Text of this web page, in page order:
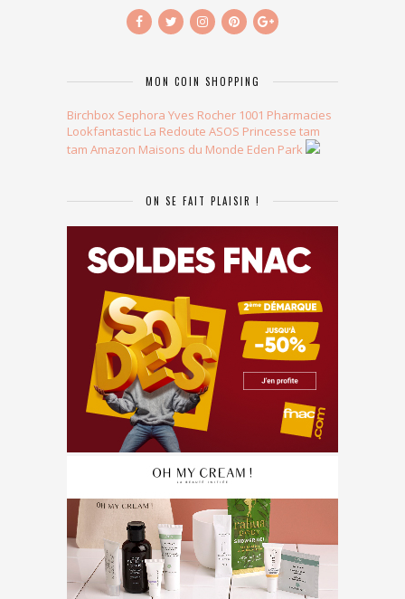
MON COIN SHOPPING
Birchbox Sephora Yves Rocher 1001 Pharmacies
Lookfantastic La Redoute ASOS Princesse tam
tam Amazon Maisons du Monde Eden Park
ON SE FAIT PLAISIR !